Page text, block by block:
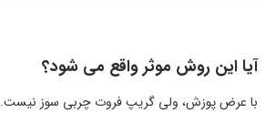
آیا این روش موثر واقع می­ شود؟
با عرض پوزش، ولی گریپ فروت چربی سوز نیست.